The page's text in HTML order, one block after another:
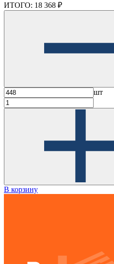
ИТОГО: 18 368 ₽
шт
В корзину